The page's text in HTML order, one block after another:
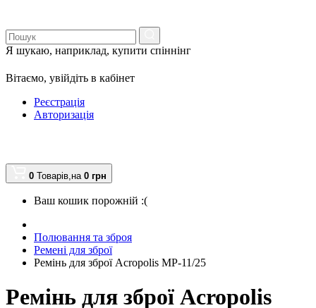
Я шукаю, наприклад, купити спіннінг
Вітаємо, увійдіть в кабінет
Реєстрація
Авторизація
0 Товарів,на 0 грн
Ваш кошик порожній :(
Полювання та зброя
Ремені для зброї
Ремінь для зброї Acropolis МР-11/25
Ремінь для зброї Acropolis